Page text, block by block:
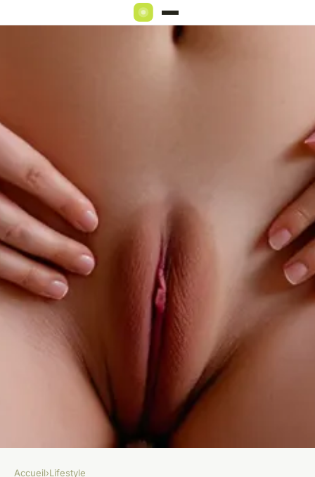
Accueil›Lifestyle